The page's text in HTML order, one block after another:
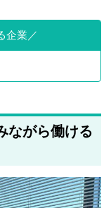
企業
ながら働ける